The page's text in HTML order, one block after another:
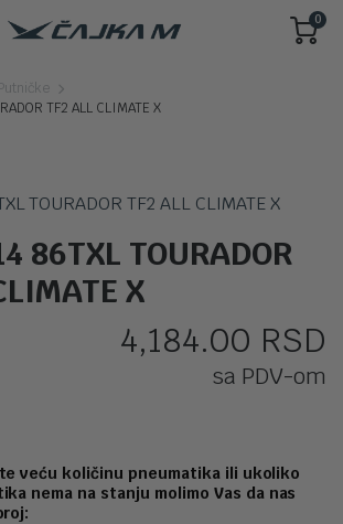
0
TF2 ALL CLIMATE X
86TXL TOURADOR
X
4,184.00 RSD
sa PDV-om
veću količinu pneumatika ili ukoliko
nema na stanju molimo Vas da nas